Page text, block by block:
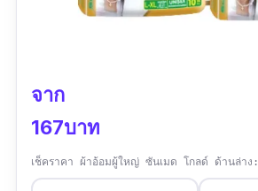
จาก
167บาท
เช็คราคา ผ้าอ้อมผู้ใหญ่ ซันเมด โกลด์ ด้านล่าง: